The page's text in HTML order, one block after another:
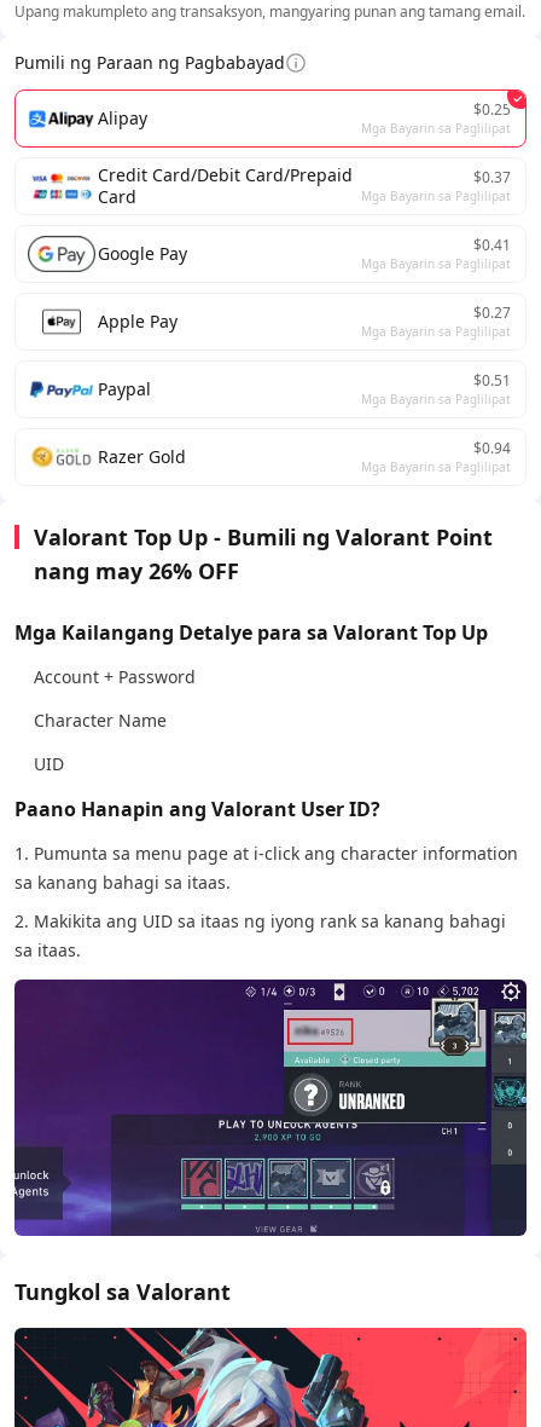
Upang makumpleto ang transaksyon, mangyaring punan ang tamang email.
Pumili ng Paraan ng Pagbabayad
Alipay $0.25
Mga Bayarin sa Paglilipat
Credit Card/Debit Card/Prepaid
Card
$0.37
Mga Bayarin sa Paglilipat
Google Pay $0.41
Mga Bayarin sa Paglilipat
Apple Pay $0.27
Mga Bayarin sa Paglilipat
Paypal $0.51
Mga Bayarin sa Paglilipat
Razer Gold $0.94
Mga Bayarin sa Paglilipat
Valorant Top Up - Bumili ng Valorant Point
nang may 26% OFF
Mga Kailangang Detalye para sa Valorant Top Up
Account + Password
Character Name
UID
Paano Hanapin ang Valorant User ID?
1. Pumunta sa menu page at i-click ang character information
sa kanang bahagi sa itaas.
2. Makikita ang UID sa itaas ng iyong rank sa kanang bahagi
sa itaas.
Tungkol sa Valorant